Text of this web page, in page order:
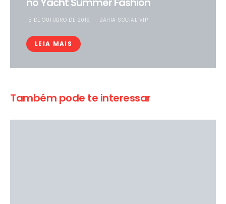
15 DE OUTUBRO DE 2019 BAHIA SOCIAL VIP
LEIA MAIS
Também pode te interessar